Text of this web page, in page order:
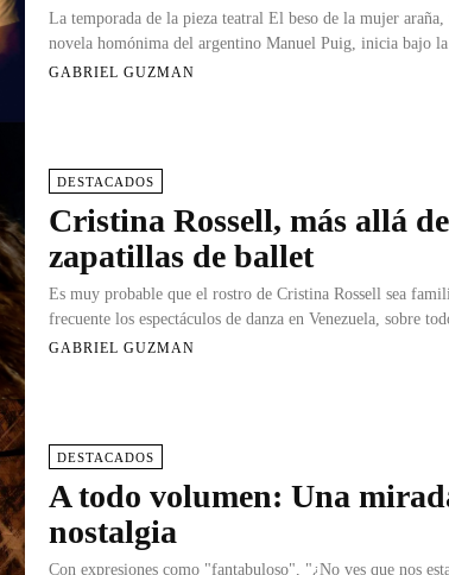
La temporada de la pieza teatral El beso de la mujer
novela homónima del argentino Manuel Puig, inicia bajo
GABRIEL GUZMAN
DESTACADOS
Cristina Rossell, más allá
zapatillas de ballet
Es muy probable que el rostro de Cristina Rossell sea
frecuente los espectáculos de danza en Venezuela, sobre
GABRIEL GUZMAN
DESTACADOS
A todo volumen: Una
nostalgia
Con expresiones como "fantabuloso", "¿No ves que nos